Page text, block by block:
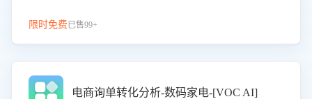
限时免费已售99+
电商询单转化分析-数码家电-[VOC AI]